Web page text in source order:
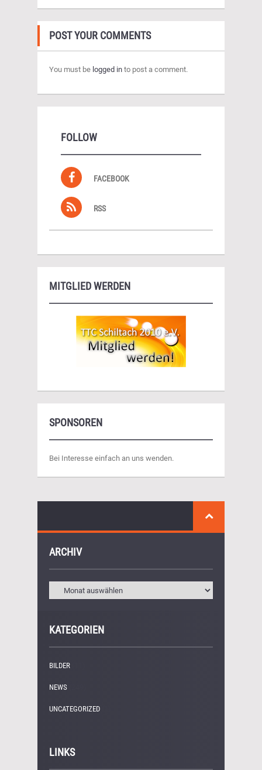
POST YOUR COMMENTS
You must be logged in to post a comment.
FOLLOW
FACEBOOK
RSS
MITGLIED WERDEN
SPONSOREN
Bei Interesse einfach an uns wenden.
ARCHIV
KATEGORIEN
BILDER
NEWS
UNCATEGORIZED
LINKS